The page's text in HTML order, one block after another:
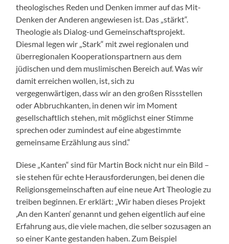
theologisches Reden und Denken immer auf das Mit-
Denken der Anderen angewiesen ist. Das „stärkt“.
Theologie als Dialog-und Gemeinschaftsprojekt.
Diesmal legen wir „Stark“ mit zwei regionalen und
überregionalen Kooperationspartnern aus dem
jüdischen und dem muslimischen Bereich auf. Was wir
damit erreichen wollen, ist, sich zu
vergegenwärtigen, dass wir an den großen Rissstellen
oder Abbruchkanten, in denen wir im Moment
gesellschaftlich stehen, mit möglichst einer Stimme
sprechen oder zumindest auf eine abgestimmte
gemeinsame Erzählung aus sind.“
Diese „Kanten“ sind für Martin Bock nicht nur ein Bild –
sie stehen für echte Herausforderungen, bei denen die
Religionsgemeinschaften auf eine neue Art Theologie zu
treiben beginnen. Er erklärt: „Wir haben dieses Projekt
,An den Kanten‘ genannt und gehen eigentlich auf eine
Erfahrung aus, die viele machen, die selber sozusagen an
so einer Kante gestanden haben. Zum Beispiel